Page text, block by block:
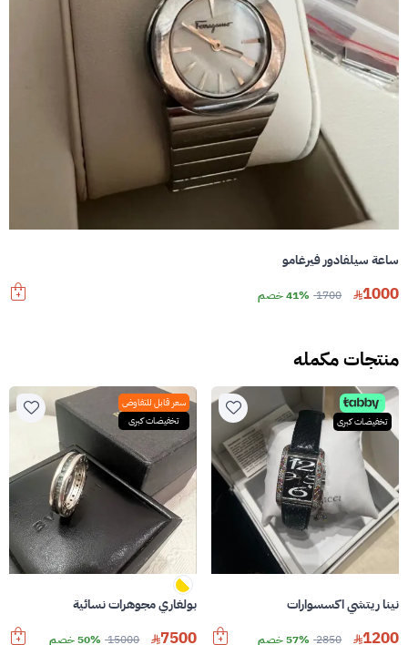
ساعة سيلفادور فيرغامو
1000
1700 41% خصم
منتجات مكمله
تخفيضات كبرى
نينا ريتشي اكسسوارات
1200
2850 57% خصم
سعر قابل للتفاوض
تخفيضات كبرى
بولغاري مجوهرات نسائية
7500
15000 50% خصم